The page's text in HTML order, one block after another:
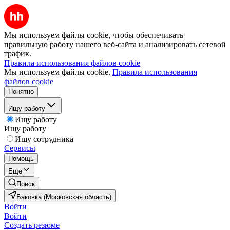
Мы используем файлы cookie, чтобы обеспечивать
правильную работу нашего веб-сайта и анализировать сетевой
трафик.
Правила использования файлов cookie
Мы используем файлы cookie. Правила использования
файлов cookie
Понятно
Ищу работу
Ищу работу
Ищу работу
Ищу сотрудника
Сервисы
Помощь
Ещё
Поиск
Баковка (Московская область)
Войти
Войти
Создать резюме